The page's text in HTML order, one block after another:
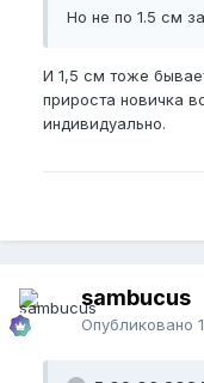
Но не по 1.5 см
И 1,5 см тоже
прироста новичка
индивидуально.
sambucus
Опубликовано